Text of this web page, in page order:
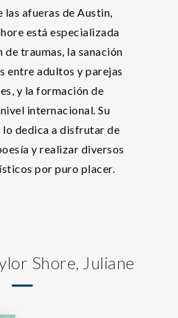
las afueras de Austin,
está especializada
de traumas, la sanación
entre adultos y parejas
y la formación de
internacional. Su
dedica a disfrutar de
y realizar diversos
por puro placer.
Shore, Juliane